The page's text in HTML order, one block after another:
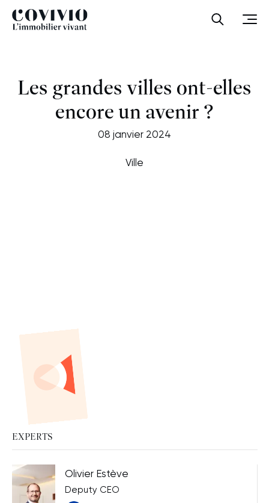
Covivio Ouvrir la
Les grandes villes ont-elles
encore un avenir ?
08 janvier 2024
Ville
EXPERTS
Olivier Estève
Deputy CEO